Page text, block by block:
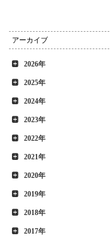
アーカイブ
2026年
2025年
2024年
2023年
2022年
2021年
2020年
2019年
2018年
2017年